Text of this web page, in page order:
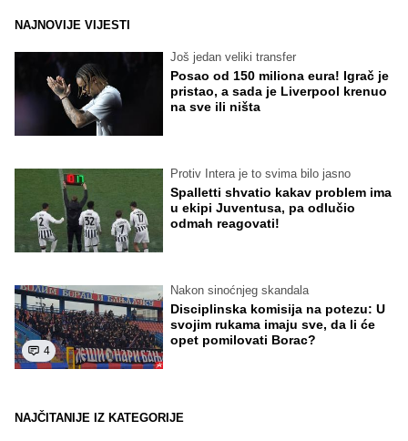
NAJNOVIJE VIJESTI
Još jedan veliki transfer
Posao od 150 miliona eura! Igrač je
pristao, a sada je Liverpool krenuo
na sve ili ništa
Protiv Intera je to svima bilo jasno
Spalletti shvatio kakav problem ima
u ekipi Juventusa, pa odlučio
odmah reagovati!
4
Nakon sinoćnjeg skandala
Disciplinska komisija na potezu: U
svojim rukama imaju sve, da li će
opet pomilovati Borac?
NAJČITANIJE IZ KATEGORIJE